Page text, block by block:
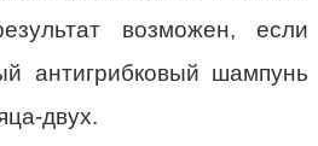
возможен, если
антигрибковый шампунь
двух.